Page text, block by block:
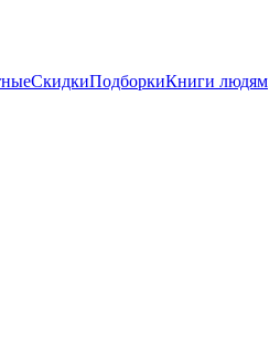
СкидкиПодборкиКниги людям